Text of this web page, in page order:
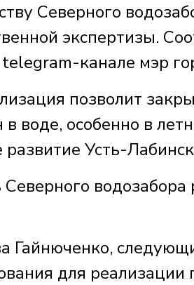
Северного
экспертизы.
канале мэр
позволит
воде, особенно в
Усть-
водозабора
Гайнюченко,
для реализации